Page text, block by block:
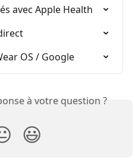
avec Apple Health
OS / Google
à votre question ?
😃